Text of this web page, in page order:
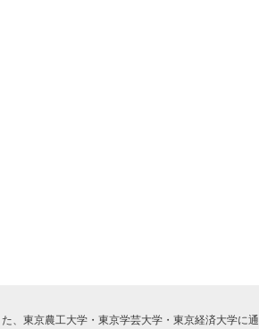
、東京農工大学・東京学芸大学・東京経済大学に